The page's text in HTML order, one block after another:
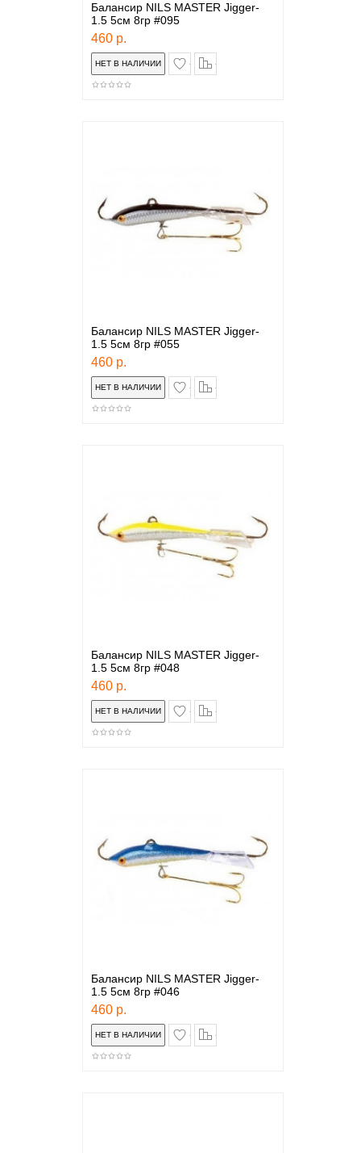
Балансир NILS MASTER Jigger-
1.5 5см 8гр #095
460 р.
в закладки
Балансир NILS MASTER Jigger-
1.5 5см 8гр #055
460 р.
в закладки
Балансир NILS MASTER Jigger-
1.5 5см 8гр #048
460 р.
в закладки
Балансир NILS MASTER Jigger-
1.5 5см 8гр #046
460 р.
в закладки